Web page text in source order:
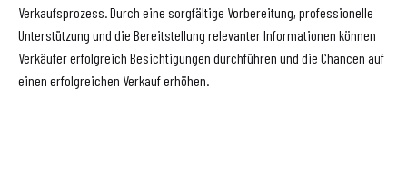
Verkaufsprozess. Durch eine sorgfältige Vorbereitung, professionelle
Unterstützung und die Bereitstellung relevanter Informationen können
Verkäufer erfolgreich Besichtigungen durchführen und die Chancen auf
einen erfolgreichen Verkauf erhöhen.